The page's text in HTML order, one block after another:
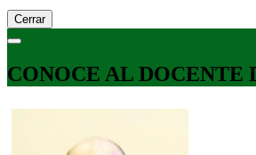
Cerrar
CONOCE AL